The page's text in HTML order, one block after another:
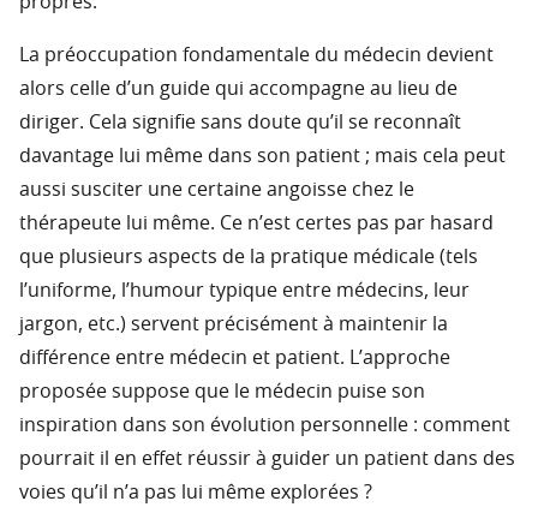
La préoccupation fondamentale du médecin devient
alors celle d’un guide qui accompagne au lieu de
diriger. Cela signifie sans doute qu’il se reconnaît
davantage lui même dans son patient ; mais cela peut
aussi susciter une certaine angoisse chez le
thérapeute lui même. Ce n’est certes pas par hasard
que plusieurs aspects de la pratique médicale (tels
l’uniforme, l’humour typique entre médecins, leur
jargon, etc.) servent précisément à maintenir la
différence entre médecin et patient. L’approche
proposée suppose que le médecin puise son
inspiration dans son évolution personnelle : comment
pourrait il en effet réussir à guider un patient dans des
voies qu’il n’a pas lui même explorées ?